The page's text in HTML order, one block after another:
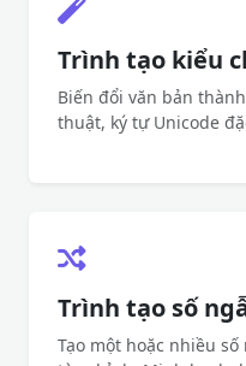
Trình tạo kiểu
Biến đổi văn bản
thuật, ký tự Unicode
Trình tạo số
Tạo một hoặc nhiều